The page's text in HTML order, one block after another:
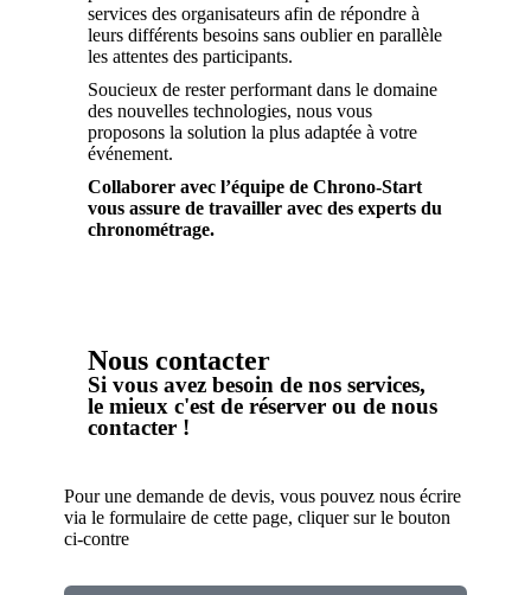
services des organisateurs afin de répondre à
leurs différents besoins sans oublier en parallèle
les attentes des participants.
Soucieux de rester performant dans le domaine
des nouvelles technologies, nous vous
proposons la solution la plus adaptée à votre
événement.
Collaborer avec l’équipe de Chrono-Start
vous assure de travailler avec des experts du
chronométrage.
Nous contacter
Si vous avez besoin de nos services,
le mieux c'est de réserver ou de nous
contacter !
Pour une demande de devis, vous pouvez nous écrire
via le formulaire de cette page, cliquer sur le bouton
ci-contre